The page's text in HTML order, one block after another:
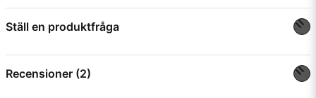
10 st Satinband i blått och gult, perfekt för att
binda björkriset.
4 st Ballonggirlanger á 5 meter, skapa egna
ballongbågar.
Ställ en produktfråga
Fråga oss något om denna produkten...
Recensioner (2)